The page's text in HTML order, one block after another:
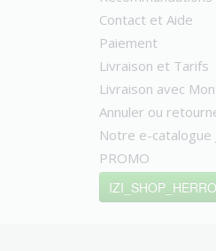
Contact et Aide
Paiement
Livraison et Tarifs
Livraison avec
Annuler ou
Notre e-catalogue
PROMO